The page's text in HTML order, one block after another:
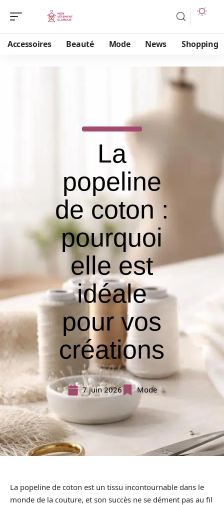
Accessoires Beauté Mode News Shopping
La
popeline
de coton :
pourquoi
elle est
idéale
pour vos
créations
7 juin 2026 Mode
La popeline de coton est un tissu incontournable dans le
monde de la couture, et son succès ne se dément pas au fil